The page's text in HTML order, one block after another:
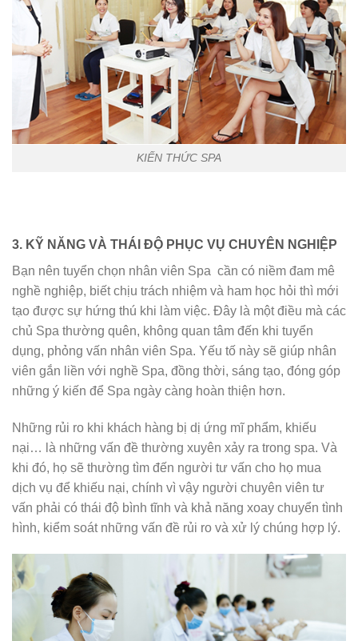
KIẾN THỨC SPA
3. KỸ NĂNG VÀ THÁI ĐỘ PHỤC VỤ CHUYÊN NGHIỆP
Bạn nên tuyển chọn nhân viên Spa cần có niềm đam mê
nghề nghiệp, biết chịu trách nhiệm và ham học hỏi thì mới
tạo được sự hứng thú khi làm việc. Đây là một điều mà các
chủ Spa thường quên, không quan tâm đến khi tuyển
dụng, phỏng vấn nhân viên Spa. Yếu tố này sẽ giúp nhân
viên gắn liền với nghề Spa, đồng thời, sáng tạo, đóng góp
những ý kiến để Spa ngày càng hoàn thiện hơn.
Những rủi ro khi khách hàng bị dị ứng mĩ phẩm, khiếu
nại… là những vấn đề thường xuyên xảy ra trong spa. Và
khi đó, họ sẽ thường tìm đến người tư vấn cho họ mua
dịch vụ để khiếu nại, chính vì vậy người chuyên viên tư
vấn phải có thái độ bình tĩnh và khả năng xoay chuyển tình
hình, kiểm soát những vấn đề rủi ro và xử lý chúng hợp lý.